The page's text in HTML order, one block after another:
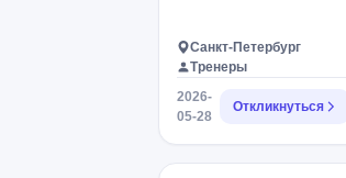
Санкт-Петербург
Тренеры
2026-
05-28
Откликнуться